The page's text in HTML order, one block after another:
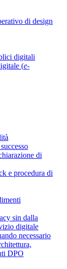
di design
digitali
(e-
di
e procedura di
sin dalla
digitale
necessario
DPO